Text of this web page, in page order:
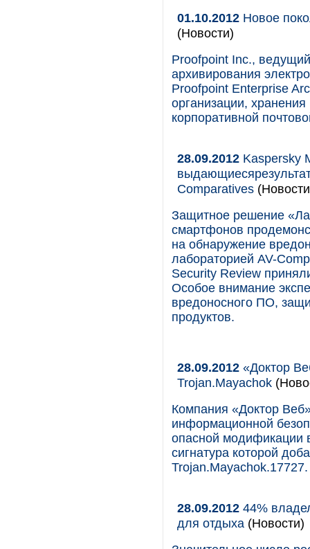
01.10.2012 Новое
(Новости)
Proofpoint Inc.,
архивирования
Proofpoint Enterprise
организации,
корпоративной
28.09.2012 Kaspersky
Comparatives
Защитное решение
смартфонов
на обнаружение
лабораторией AV-
Security Review
Особое внимание
вредоносного ПО,
продуктов.
28.09.2012 «Доктор
Trojan.Mayachok
Компания «Доктор
информационной
опасной модификации
сигнатура которой
Trojan.Mayachok.17727.
28.09.2012 44%
для отдыха (Новости)